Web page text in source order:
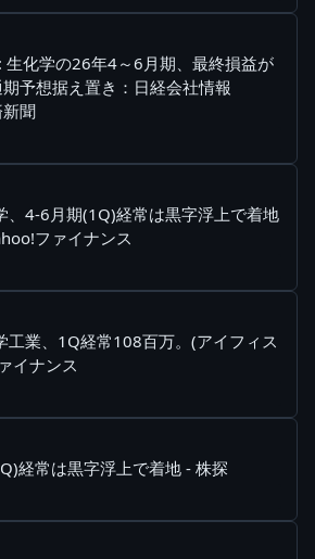
化学の26年4～6月期、最終損益が
予想据え置き：日経会社情報
聞
、4-6月期(1Q)経常は黒字浮上で着地
ファイナンス
工業、1Q経常108百万。(アイフィス
イナンス
経常は黒字浮上で着地 - 株探